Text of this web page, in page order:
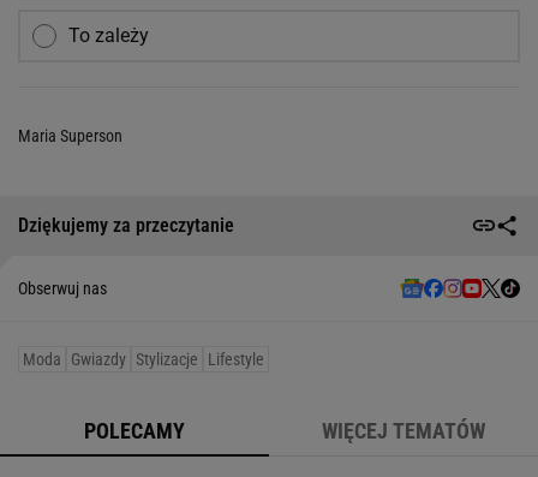
To zależy
Maria Superson
Dziękujemy za przeczytanie
Obserwuj nas
Moda Gwiazdy Stylizacje Lifestyle
POLECAMY WIĘCEJ TEMATÓW